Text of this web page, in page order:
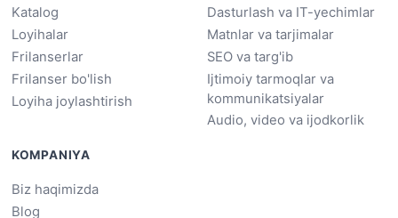
Katalog
Loyihalar
Frilanserlar
Frilanser bo'lish
Loyiha joylashtirish
Dasturlash va IT-yechimlar
Matnlar va tarjimalar
SEO va targ'ib
Ijtimoiy tarmoqlar va
kommunikatsiyalar
Audio, video va ijodkorlik
KOMPANIYA
Biz haqimizda
Blog